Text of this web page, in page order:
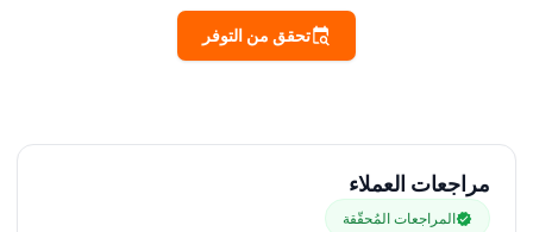
تحقق من التوفر
مراجعات العملاء
المراجعات المُحقّقة